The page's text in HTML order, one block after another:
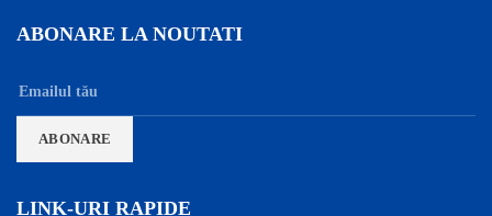
ABONARE LA NOUTATI
LINK-URI RAPIDE